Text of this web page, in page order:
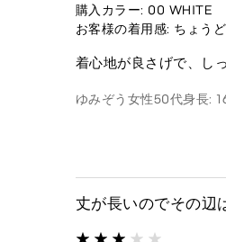
購入カラー: 00 WHITE
お客様の着用感: ちょう
着心地が良さげで、し
ゆみぞう 女性50代身長:
丈が長いのでその辺